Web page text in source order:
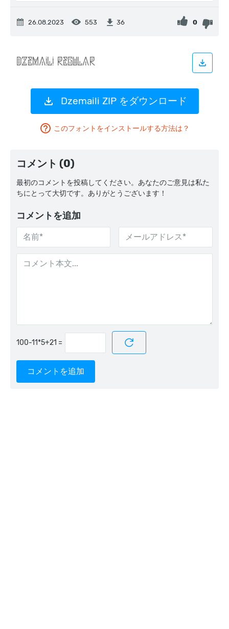
26.08.2023 553 36 0
Dzemaili ZIP をダウンロード
このフォントをインストールする方法は？
コメント (0)
最初のコメントを投稿してください。あなたのご意見は私た
ちにとって大切です。ありがとうございます！
コメントを追加
=
コメントを追加